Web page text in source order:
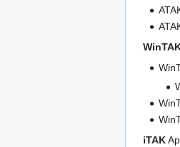
iTAK